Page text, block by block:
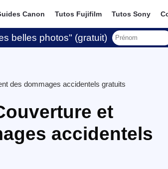
Canon Tutos Fujifilm Tutos Sony
belles photos" (gratuit)
des dommages accidentels gratuits
et
accidentels